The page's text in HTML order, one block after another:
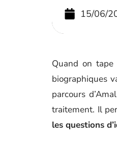
15/06/
Quand on
biographiques
parcours
traitement. Il
les questions